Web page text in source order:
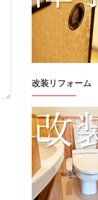
改装リフォーム